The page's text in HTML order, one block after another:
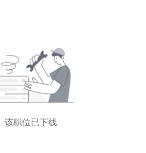
该职位已下线